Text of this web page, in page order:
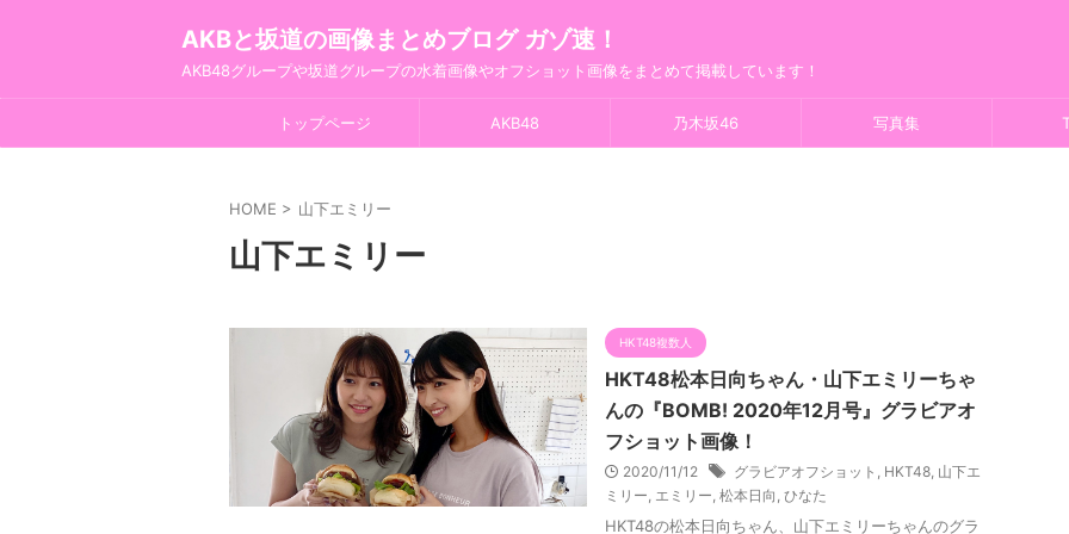
AKBと坂道の画像まとめブログ ガゾ速！
AKB48グループや坂道グループの水着画像やオフショット画像をまとめて掲載しています！
トップページ AKB48 乃木坂46 写真集
HOME > 山下エミリー
山下エミリー
HKT48複数人
HKT48松本日向ちゃん・山下エミリーちゃ
んの『BOMB! 2020年12月号』グラビアオ
フショット画像！
2020/11/12 グラビアオフショット , HKT48, 山下エ
ミリー, エミリー, 松本日向 , ひなた
HKT48の松本日向ちゃん、山下エミリーちゃんのグラ